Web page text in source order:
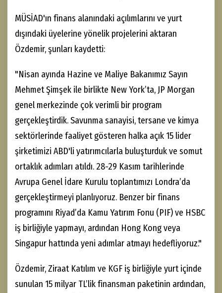
MÜSİAD'ın finans alanındaki açılımlarını ve yurt
dışındaki üyelerine yönelik projelerini aktaran
Özdemir, şunları kaydetti:
"Nisan ayında Hazine ve Maliye Bakanımız Sayın
Mehmet Şimşek ile birlikte New York’ta, JP Morgan
genel merkezinde çok verimli bir program
gerçekleştirdik. Savunma sanayisi, tersane ve kimya
sektörlerinde faaliyet gösteren halka açık 15 lider
şirketimizi ABD'li yatırımcılarla buluşturduk ve somut
ortaklık adımları atıldı. 28-29 Kasım tarihlerinde
Avrupa Genel İdare Kurulu toplantımızı Londra’da
gerçekleştirmeyi planlıyoruz. Benzer bir finans
programını Riyad’da Kamu Yatırım Fonu (PIF) ve HSBC
iş birliğiyle yapmayı, ardından Hong Kong veya
Singapur hattında yeni adımlar atmayı hedefliyoruz."
Özdemir, Ziraat Katılım ve KGF iş birliğiyle yurt içinde
sunulan 15 milyar TL’lik finansman paketinin ardından,